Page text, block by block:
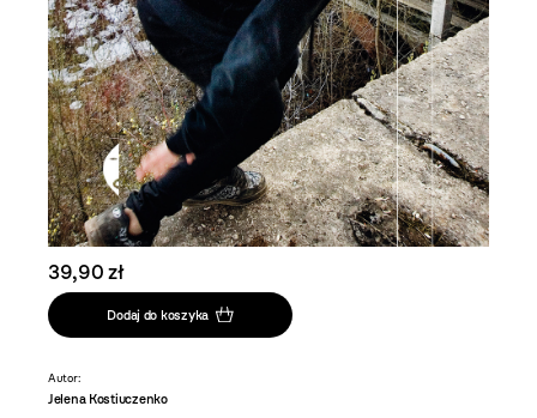
39,90 zł
Dodaj do koszyka
Autor:
Jelena Kostiuczenko